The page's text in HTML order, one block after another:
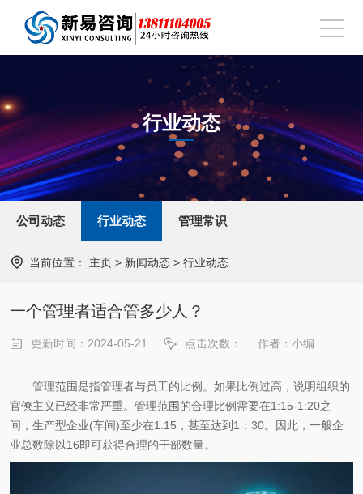
行业动态
公司动态 行业动态 管理常识
当前位置： 主页 > 新闻动态 > 行业动态
一个管理者适合管多少人？
更新时间：2024-05-21 点击次数： 作者：小编
管理范围是指管理者与员工的比例。如果比例过高，说明组织的
官僚主义已经非常严重。管理范围的合理比例需要在1:15-1:20之
间，生产型企业(车间)至少在1:15，甚至达到1：30。因此，一般企
业总数除以16即可获得合理的干部数量。